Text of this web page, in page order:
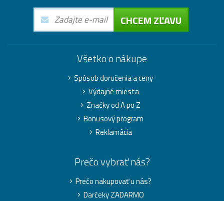
CHCEM ZĽAVU
Všetko o nákupe
Spôsob doručenia a ceny
Výdajné miesta
Značky od A po Z
Bonusový program
Reklamácia
Prečo vybrať nás?
Prečo nakupovať u nás?
Darčeky ZADARMO